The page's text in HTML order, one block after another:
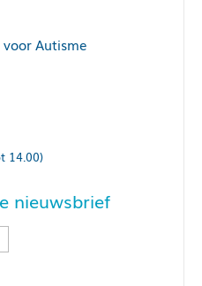
Autisme
14.00)
nieuwsbrief